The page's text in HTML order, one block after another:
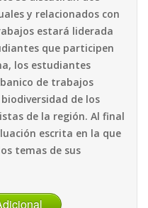
y relacionados con
estará liderada
que participen
los estudiantes
de trabajos
de los
de la región. Al final
escrita en la que
temas de sus